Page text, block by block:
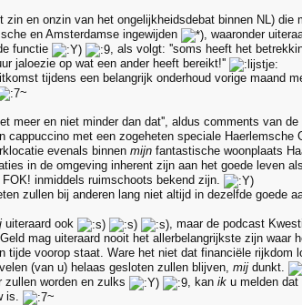
zin en onzin van het ongelijkheidsdebat binnen NL)
en Amsterdamse ingewijden
, waaronder
functie
, als volgt: ''soms heeft het
jaloezie op wat een ander heeft bereikt!''
tijdens een belangrijk onderhoud vorige maand
~
meer en niet minder dan dat'', aldus comments van
cappuccino met een zogeheten speciale Haerlemsche
evenals binnen mijn fantastische woonplaats
in de omgeving inherent zijn aan het goede leven
FOK! inmiddels ruimschoots bekend zijn.
zullen bij anderen lang niet altijd in dezelfde goede
uiteraard ook
, maar de podcast
Geld mag uiteraard nooit het allerbelangrijkste zijn waar
tijde voorop staat. Ware het niet dat financiële rijkdom
(van u) helaas gesloten zullen blijven, mij dunkt.
zullen worden en zulks
, kan ik u melden
is.
~